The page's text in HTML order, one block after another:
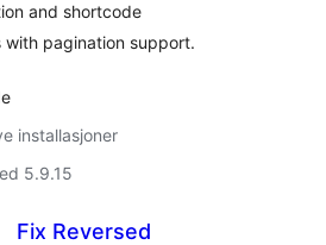
and shortcode
with pagination support.
installasjoner
5.9.15
Fix Reversed